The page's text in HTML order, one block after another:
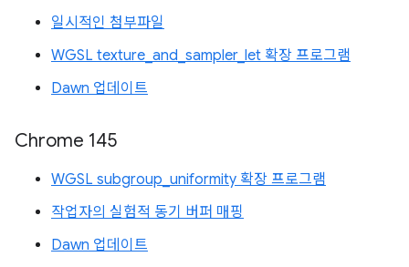
일시적인 첨부파일
WGSL texture_and_sampler_let 확장 프로그램
Dawn 업데이트
Chrome 145
WGSL subgroup_uniformity 확장 프로그램
작업자의 실험적 동기 버퍼 매핑
Dawn 업데이트